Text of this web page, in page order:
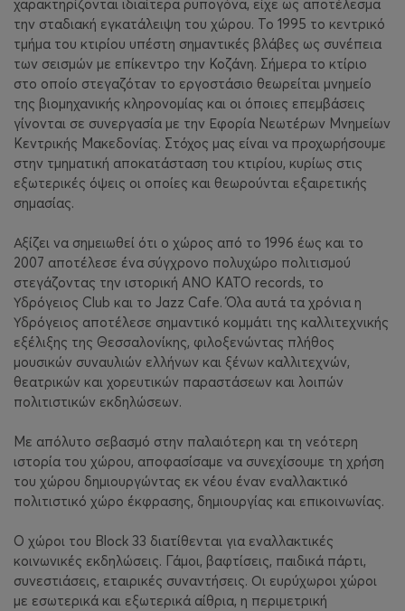
χαρακτηρίζονται ιδιαίτερα ρυπογόνα, είχε ως αποτέλεσμα
την σταδιακή εγκατάλειψη του χώρου. Το 1995 το κεντρικό
τμήμα του κτιρίου υπέστη σημαντικές βλάβες ως συνέπεια
των σεισμών με επίκεντρο την Κοζάνη. Σήμερα το κτίριο
στο οποίο στεγαζόταν το εργοστάσιο θεωρείται μνημείο
της βιομηχανικής κληρονομίας και οι όποιες επεμβάσεις
γίνονται σε συνεργασία με την Εφορία Νεωτέρων Μνημείων
Κεντρικής Μακεδονίας. Στόχος μας είναι να προχωρήσουμε
στην τμηματική αποκατάσταση του κτιρίου, κυρίως στις
εξωτερικές όψεις οι οποίες και θεωρούνται εξαιρετικής
σημασίας.
Αξίζει να σημειωθεί ότι ο χώρος από το 1996 έως και το
2007 αποτέλεσε ένα σύγχρονο πολυχώρο πολιτισμού
στεγάζοντας την ιστορική ANO KATO records, το
Υδρόγειος Club και το Jazz Cafe. Όλα αυτά τα χρόνια η
Υδρόγειος αποτέλεσε σημαντικό κομμάτι της καλλιτεχνικής
εξέλιξης της Θεσσαλονίκης, φιλοξενώντας πλήθος
μουσικών συναυλιών ελλήνων και ξένων καλλιτεχνών,
θεατρικών και χορευτικών παραστάσεων και λοιπών
πολιτιστικών εκδηλώσεων.
Με απόλυτο σεβασμό στην παλαιότερη και τη νεότερη
ιστορία του χώρου, αποφασίσαμε να συνεχίσουμε τη χρήση
του χώρου δημιουργώντας εκ νέου έναν εναλλακτικό
πολιτιστικό χώρο έκφρασης, δημιουργίας και επικοινωνίας.
O χώροι του Block 33 διατίθενται για εναλλακτικές
κοινωνικές εκδηλώσεις. Γάμοι, βαφτίσεις, παιδικά πάρτι,
συνεστιάσεις, εταιρικές συναντήσεις. Οι ευρύχωροι χώροι
με εσωτερικά και εξωτερικά αίθρια, η περιμετρική